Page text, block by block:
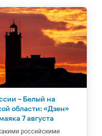
– Белый на
области: «Дзен»
7 августа
российскими